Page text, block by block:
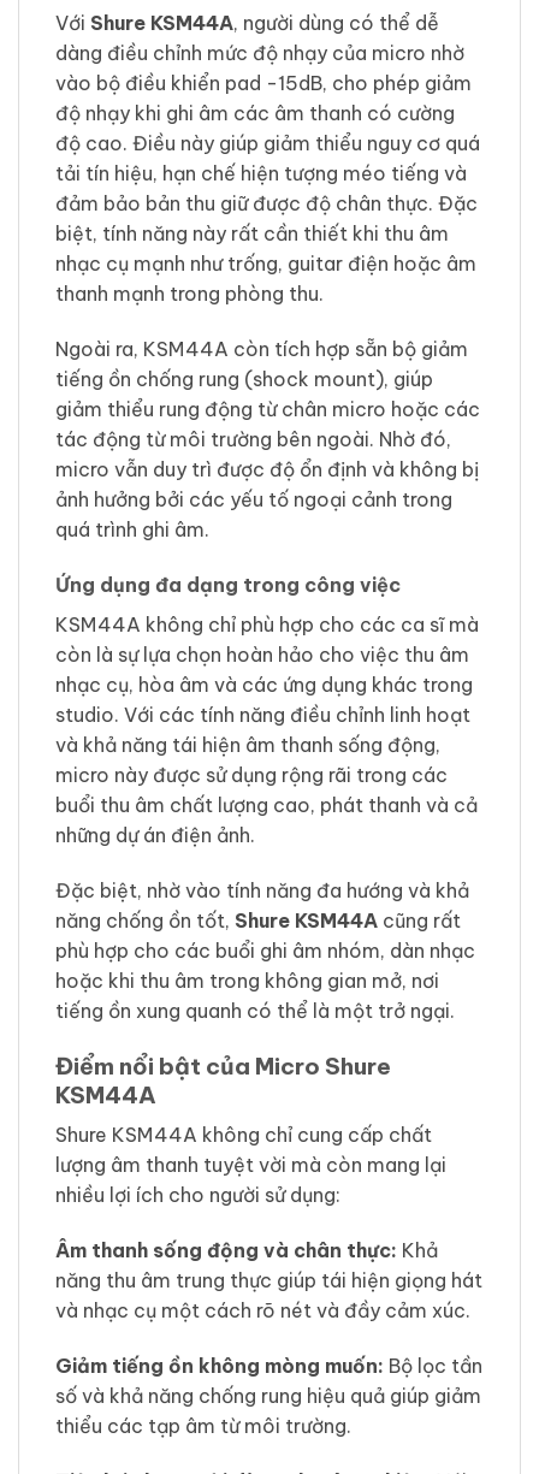
Với Shure KSM44A, người dùng có thể dễ
dàng điều chỉnh mức độ nhạy của micro nhờ
vào bộ điều khiển pad -15dB, cho phép giảm
độ nhạy khi ghi âm các âm thanh có cường
độ cao. Điều này giúp giảm thiểu nguy cơ quá
tải tín hiệu, hạn chế hiện tượng méo tiếng và
đảm bảo bản thu giữ được độ chân thực. Đặc
biệt, tính năng này rất cần thiết khi thu âm
nhạc cụ mạnh như trống, guitar điện hoặc âm
thanh mạnh trong phòng thu.
Ngoài ra, KSM44A còn tích hợp sẵn bộ giảm
tiếng ồn chống rung (shock mount), giúp
giảm thiểu rung động từ chân micro hoặc các
tác động từ môi trường bên ngoài. Nhờ đó,
micro vẫn duy trì được độ ổn định và không bị
ảnh hưởng bởi các yếu tố ngoại cảnh trong
quá trình ghi âm.
Ứng dụng đa dạng trong công việc
KSM44A không chỉ phù hợp cho các ca sĩ mà
còn là sự lựa chọn hoàn hảo cho việc thu âm
nhạc cụ, hòa âm và các ứng dụng khác trong
studio. Với các tính năng điều chỉnh linh hoạt
và khả năng tái hiện âm thanh sống động,
micro này được sử dụng rộng rãi trong các
buổi thu âm chất lượng cao, phát thanh và cả
những dự án điện ảnh.
Đặc biệt, nhờ vào tính năng đa hướng và khả
năng chống ồn tốt, Shure KSM44A cũng rất
phù hợp cho các buổi ghi âm nhóm, dàn nhạc
hoặc khi thu âm trong không gian mở, nơi
tiếng ồn xung quanh có thể là một trở ngại.
Điểm nổi bật của Micro Shure
KSM44A
Shure KSM44A không chỉ cung cấp chất
lượng âm thanh tuyệt vời mà còn mang lại
nhiều lợi ích cho người sử dụng:
Âm thanh sống động và chân thực: Khả
năng thu âm trung thực giúp tái hiện giọng hát
và nhạc cụ một cách rõ nét và đầy cảm xúc.
Giảm tiếng ồn không mòng muốn: Bộ lọc tần
số và khả năng chống rung hiệu quả giúp giảm
thiểu các tạp âm từ môi trường.